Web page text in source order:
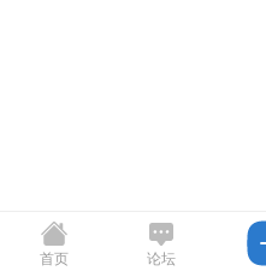
首页 论坛